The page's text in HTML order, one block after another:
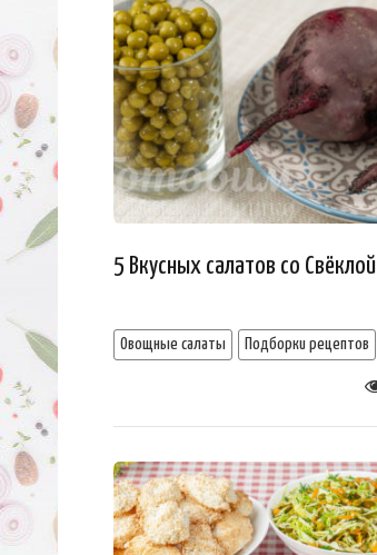
5 Вкусных салатов со Свёклой
Овощные салаты Подборки рецептов